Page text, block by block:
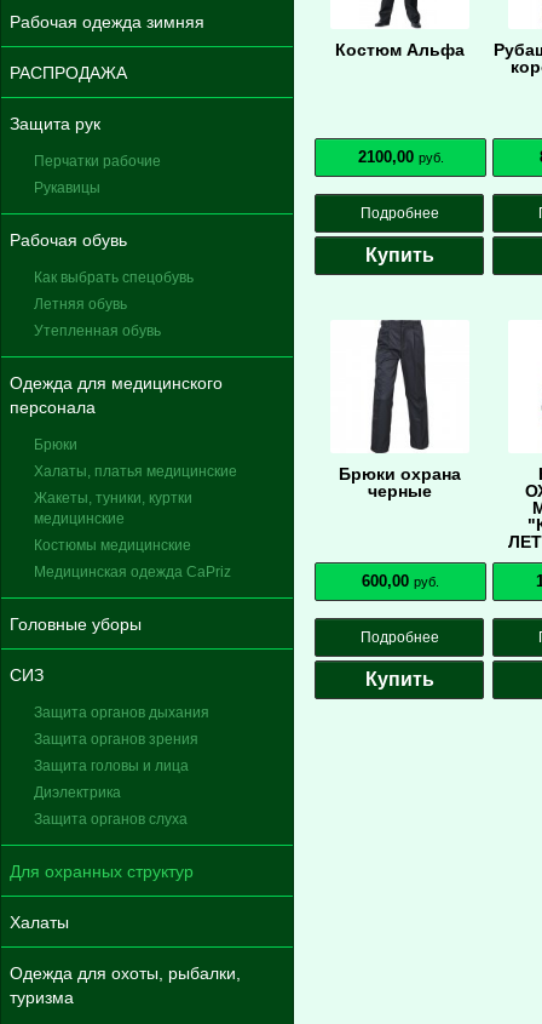
Рабочая одежда зимняя
РАСПРОДАЖА
Защита рук
Перчатки рабочие
Рукавицы
Рабочая обувь
Как выбрать спецобувь
Летняя обувь
Утепленная обувь
Одежда для медицинского
персонала
Брюки
Халаты, платья медицинские
Жакеты, туники, куртки
медицинские
Костюмы медицинские
Медицинская одежда CaPriz
Головные уборы
СИЗ
Защита органов дыхания
Защита органов зрения
Защита головы и лица
Диэлектрика
Защита органов слуха
Для охранных структур
Халаты
Одежда для охоты, рыбалки,
туризма
Костюм Альфа
2100,00 руб.
Подробнее
Купить
Брюки охрана
черные
600,00 руб.
Подробнее
Купить